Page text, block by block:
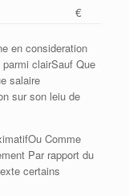
€
en consideration
clairSauf Que
salaire
sur son leiu de
Comme
Par rapport du
certains